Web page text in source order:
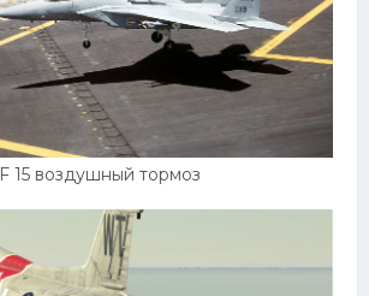
F 15 воздушный тормоз